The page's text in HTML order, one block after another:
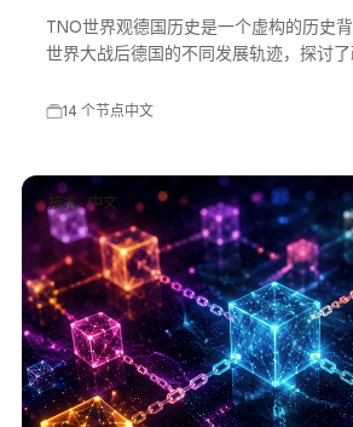
TNO世界观德国历史是一个虚构的历史
世界大战后德国的不同发展轨迹，探讨了
14 个节点中文
技术 · 中文